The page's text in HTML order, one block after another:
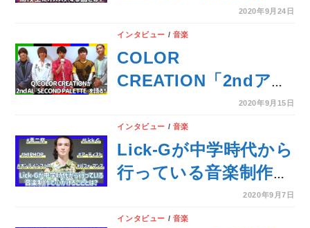
から高校生にオススメ
する曲とは？
2020年9月24日
インタビュー / 音楽
COLOR
CREATION「2ndアル
バムは色々なことに挑
戦する中で培ったもの
をギュッと凝縮した1
枚になった」
2020年9月15日
インタビュー / 音楽
Lick-Gが中学時代から
行っている音楽制作で
心がけることとは？
【青二祭オンラインフ
2020年9月7日
インタビュー / 音楽